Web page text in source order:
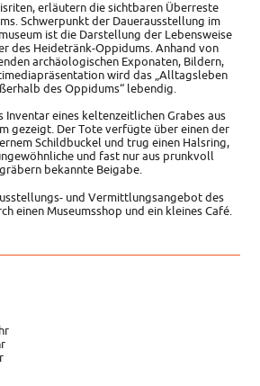
erläutern die sichtbaren Überreste
Schwerpunkt der Dauerausstellung im
ist die Darstellung der Lebensweise
des Heidetränk-Oppidums. Anhand von
archäologischen Exponaten, Bildern,
wird das „Alltagsleben
des Oppidums“ lebendig.
Inventar eines keltenzeitlichen Grabes aus
gezeigt. Der Tote verfügte über einen der
Schildbuckel und trug einen Halsring,
und fast nur aus prunkvoll
bekannte Beigabe.
und Vermittlungsangebot des
einen Museumsshop und ein kleines Café.